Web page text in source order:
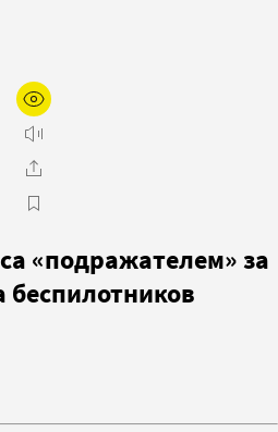
«подражателем» за
беспилотников